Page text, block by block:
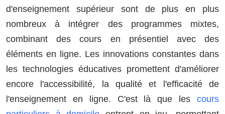
d'enseignement supérieur sont de plus en plus
nombreux à intégrer des programmes mixtes,
combinant des cours en présentiel avec des
éléments en ligne. Les innovations constantes dans
les technologies éducatives promettent d'améliorer
encore l'accessibilité, la qualité et l'efficacité de
l'enseignement en ligne. C'est là que les cours